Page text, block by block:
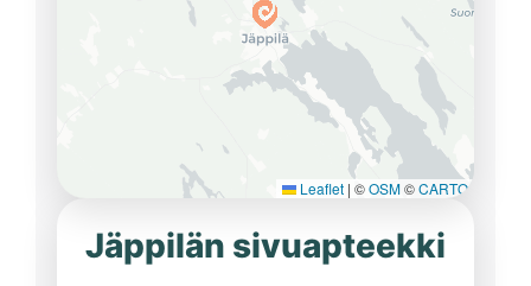
Leaflet | ©OSM©CARTO
Jäppilän sivuapteekki